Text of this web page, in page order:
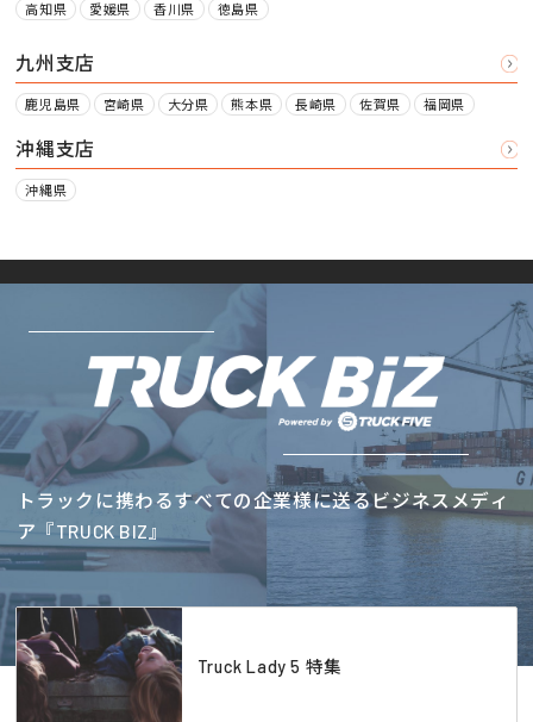
高知県 愛媛県 香川県 徳島県
九州支店
鹿児島県 宮崎県 大分県 熊本県 長崎県 佐賀県 福岡県
沖縄支店
沖縄県
トラックに携わるすべての企業様に送るビジネスメディ
ア『TRUCK BIZ』
Truck Lady 5 特集